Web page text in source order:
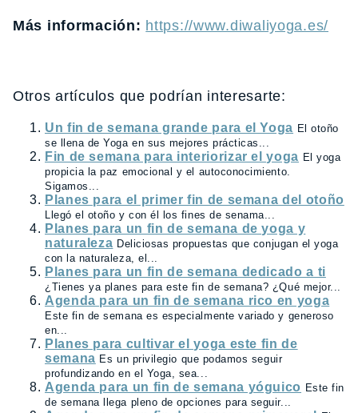
Más información: https://www.diwaliyoga.es/
Otros artículos que podrían interesarte:
Un fin de semana grande para el Yoga El otoño
se llena de Yoga en sus mejores prácticas...
Fin de semana para interiorizar el yoga El yoga
propicia la paz emocional y el autoconocimiento.
Sigamos...
Planes para el primer fin de semana del otoño
Llegó el otoño y con él los fines de senama...
Planes para un fin de semana de yoga y
naturaleza Deliciosas propuestas que conjugan el yoga
con la naturaleza, el...
Planes para un fin de semana dedicado a ti
¿Tienes ya planes para este fin de semana? ¿Qué mejor...
Agenda para un fin de semana rico en yoga
Este fin de semana es especialmente variado y generoso
en...
Planes para cultivar el yoga este fin de
semana Es un privilegio que podamos seguir
profundizando en el Yoga, sea...
Agenda para un fin de semana yóguico Este fin
de semana llega pleno de opciones para seguir...